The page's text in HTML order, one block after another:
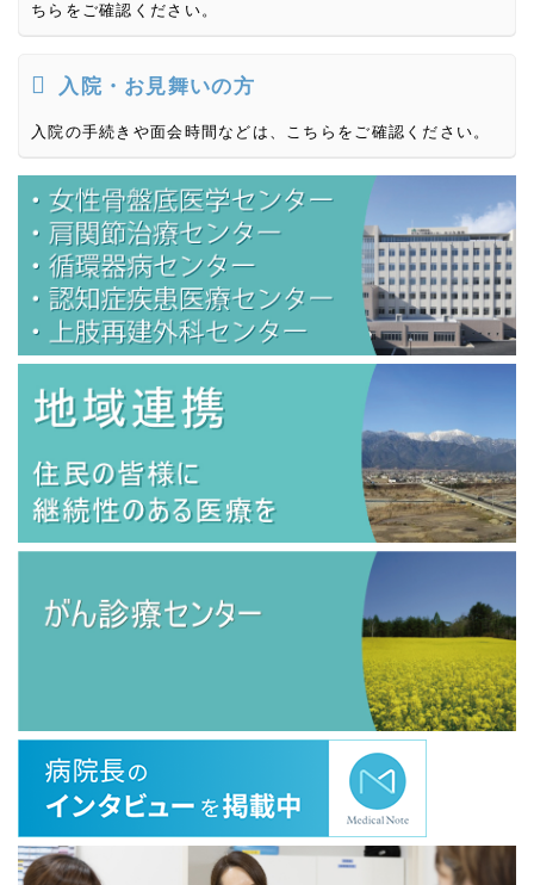
ちらをご確認ください。
入院・お見舞いの方
入院の手続きや面会時間などは、こちらをご確認ください。